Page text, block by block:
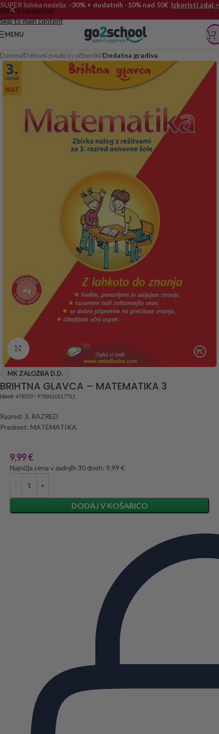
Skip to navigation
Skip to main content
SUPER šolska nedelja: -30% + dodatnih -10% nad 50€ Izkoristi zdaj >
MENU
Domov Delovni zvezki in učbeniki Dodatna gradiva
Click to enlarge
MK ZALOŽBA D.D.
BRIHTNA GLAVCA – MATEMATIKA 3
Ident: 478529 / 9789610117711
Razred: 3. RAZRED
Predmet: MATEMATIKA
9,99€
Najnižja cena v zadnjih 30 dneh: 9,99 €.
DODAJ V KOŠARICO